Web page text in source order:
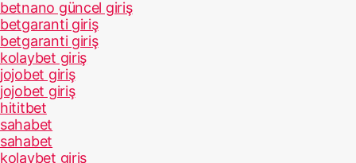
betnano güncel giriş
betgaranti giriş
betgaranti giriş
kolaybet giriş
jojobet giriş
jojobet giriş
hititbet
sahabet
sahabet
kolaybet giriş